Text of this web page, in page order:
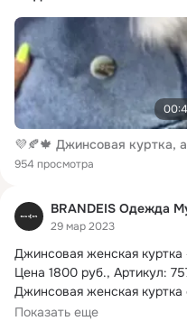
954 просмотра
29 мар 2023
Джинсовая женская куртка
Цена 1800 руб., Артикул:
Джинсовая женская
универсальный элемент...
Показать еще